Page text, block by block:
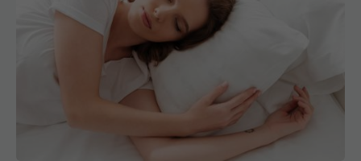
Greșeala pe care o fac mulți oameni în dormitor.
Perna veche îți poate strica somnul